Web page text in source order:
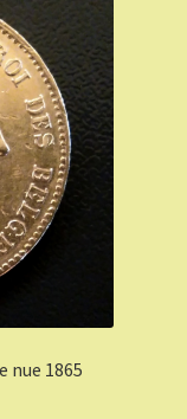
nue 1865